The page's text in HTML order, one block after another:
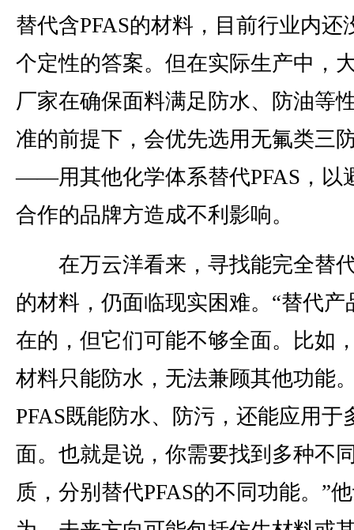
替代含PFAS的材料，目前行业内还
个定性的答案。但在实际生产中，
厂家在确保面料满足防水、防油等
准的前提下，会优先选用无氟类三
——用其他化学体系替代PFAS，以
合作的品牌方造成不利影响。
在万云洋看来，寻找能完全替代
的材料，仍面临现实困难。“替代产
在的，但它们可能不够全面。比如
材料只能防水，无法兼顾其他功能
PFAS既能防水、防污，还能应用于
面。也就是说，你需要找到多种不
质，分别替代PFAS的不同功能。”